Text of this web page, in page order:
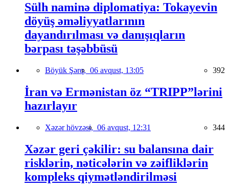
Sülh naminə diplomatiya: Tokayevin
döyüş əməliyyatlarının
dayandırılması və danışıqların
bərpası təşəbbüsü
Böyük Şərq, 06 avqust, 13:05 392
İran və Ermənistan öz “TRIPP”lərini
hazırlayır
Xəzər hövzəsi, 06 avqust, 12:31 344
Xəzər geri çəkilir: su balansına dair
risklərin, nəticələrin və zəifliklərin
kompleks qiymətləndirilməsi